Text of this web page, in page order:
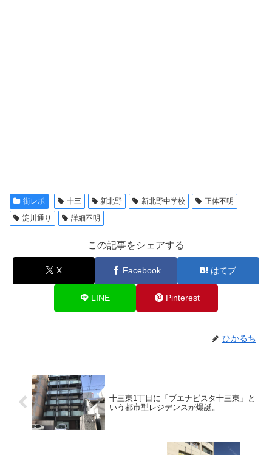
街レポ 十三 新北野 新北野中学校
正体不明
淀川通り
詳細不明
この記事をシェアする
X Facebook はてブ
LINE Pinterest
ひかるち
十三東1丁目に「ブエナビスタ十三東」と
いう都市型レジデンスが爆誕。